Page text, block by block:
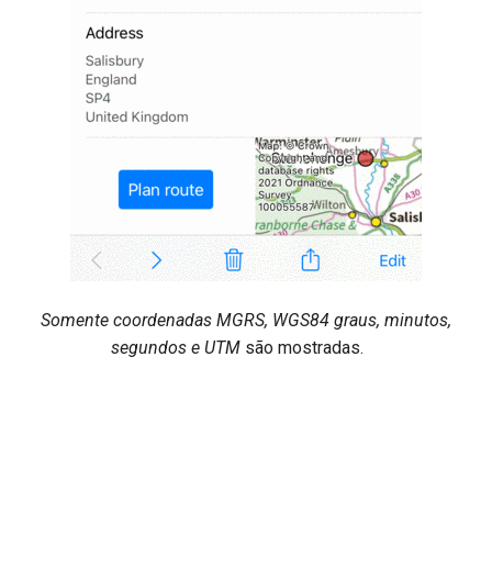
Somente coordenadas MGRS, WGS84 graus, minutos,
segundos e UTMsão mostradas.